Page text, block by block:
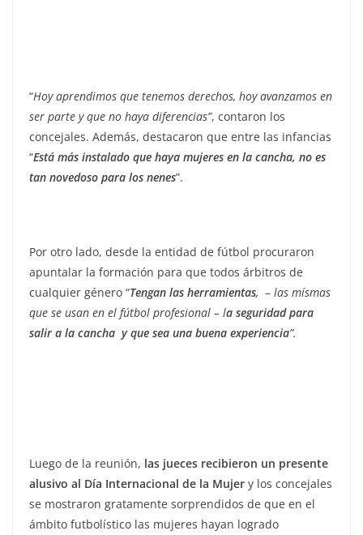
“Hoy aprendimos que tenemos derechos, hoy avanzamos en
ser parte y que no haya diferencias”, contaron los
concejales. Además, destacaron que entre las infancias
“Está más instalado que haya mujeres en la cancha, no es
tan novedoso para los nenes”.
Por otro lado, desde la entidad de fútbol procuraron
apuntalar la formación para que todos árbitros de
cualquier género “Tengan las herramientas, – las mísmas
que se usan en el fútbol profesional – la seguridad para
salir a la cancha y que sea una buena experiencia”.
Luego de la reunión, las jueces recibieron un presente
alusivo al Día Internacional de la Mujer y los concejales
se mostraron gratamente sorprendidos de que en el
ámbito futbolístico las mujeres hayan logrado